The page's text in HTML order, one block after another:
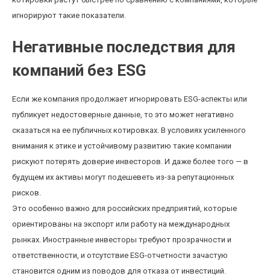
игнорируют такие показатели.
Негативные последствия для
компаний без ESG
Если же компания продолжает игнорировать ESG-аспекты или
публикует недостоверные данные, то это может негативно
сказаться на ее публичных котировках. В условиях усиленного
внимания к этике и устойчивому развитию такие компании
рискуют потерять доверие инвесторов. И даже более того — в
будущем их активы могут подешеветь из-за репутационных
рисков.
Это особенно важно для российских предприятий, которые
ориентированы на экспорт или работу на международных
рынках. Иностранные инвесторы требуют прозрачности и
ответственности, и отсутствие ESG-отчетности зачастую
становится одним из поводов для отказа от инвестиций.